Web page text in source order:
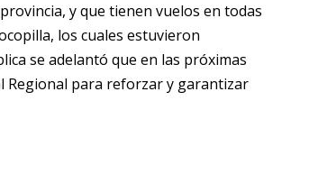
y que tienen vuelos en todas
los cuales estuvieron
se adelantó que en las próximas
Regional para reforzar y garantizar